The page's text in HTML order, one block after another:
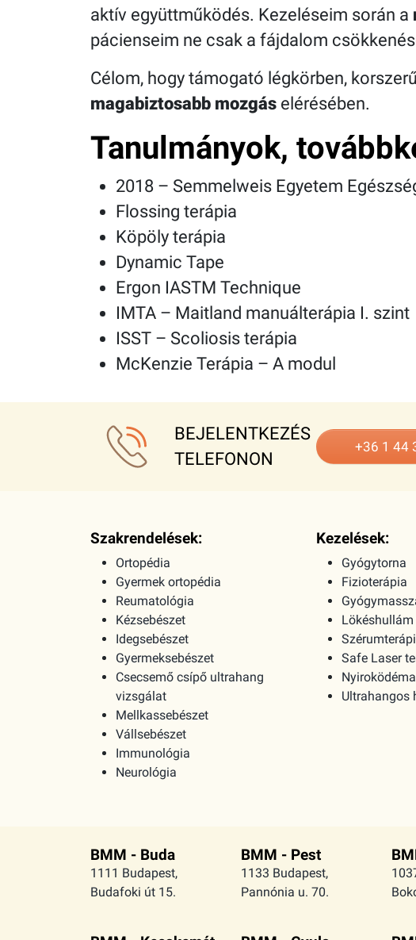
aktív együttműködés. Kezeléseim során a
pácienseim ne csak a fájdalom
Célom, hogy támogató légkörben,
magabiztosabb mozgás elérésében.
Tanulmányok,
2018 – Semmelweis Egyetem
Flossing terápia
Köpöly terápia
Dynamic Tape
Ergon IASTM Technique
IMTA – Maitland manuálterápia I. szint
ISST – Scoliosis terápia
McKenzie Terápia – A modul
BEJELENTKEZÉS
TELEFONON
+36 1 44
Szakrendelések:
Ortopédia
Gyermek ortopédia
Reumatológia
Kézsebészet
Idegsebészet
Gyermeksebészet
Csecsemő csípő ultrahang
vizsgálat
Mellkassebészet
Vállsebészet
Immunológia
Neurológia
Kezelések:
Gyógytorna
Fizioterápia
Safe Laser
Ultrahangos
BMM - Buda
1111 Budapest,
Budafoki út 15.
BMM - Pest
1133 Budapest,
Pannónia u. 70.